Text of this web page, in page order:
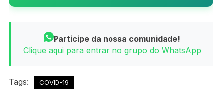
Participe da nossa comunidade!
Clique aqui para entrar no grupo do WhatsApp
Tags: COVID-19